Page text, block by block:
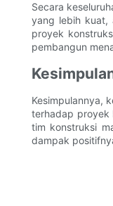
Secara
yang lebih kuat,
proyek
pembangun
Kesimpulannya,
terhadap proyek
tim konstruksi
dampak